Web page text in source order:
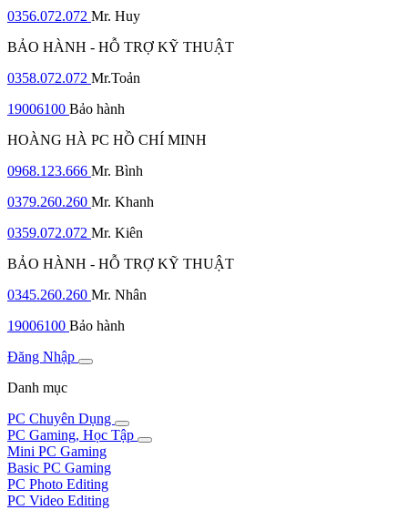
0356.072.072 Mr. Huy
BẢO HÀNH - HỖ TRỢ KỸ THUẬT
0358.072.072 Mr.Toản
19006100 Bảo hành
HOÀNG HÀ PC HỒ CHÍ MINH
0968.123.666 Mr. Bình
0379.260.260 Mr. Khanh
0359.072.072 Mr. Kiên
BẢO HÀNH - HỖ TRỢ KỸ THUẬT
0345.260.260 Mr. Nhân
19006100 Bảo hành
Đăng Nhập
Danh mục
PC Chuyên Dụng
PC Gaming, Học Tập
Mini PC Gaming
Basic PC Gaming
PC Photo Editing
PC Video Editing